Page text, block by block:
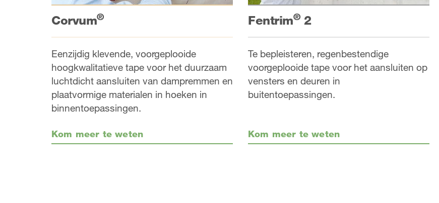
Corvum®
Eenzijdig klevende, voorgeplooide
hoogkwalitatieve tape voor het duurzaam
luchtdicht aansluiten van dampremmen en
plaatvormige materialen in hoeken in
binnentoepassingen.
Kom meer te weten
Fentrim® 2
Te bepleisteren, regenbestendige
voorgeplooide tape voor het aansluiten op
vensters en deuren in
buitentoepassingen.
Kom meer te weten